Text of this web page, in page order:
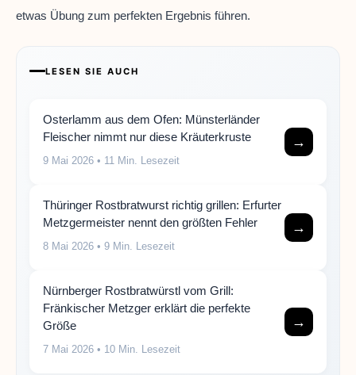
etwas Übung zum perfekten Ergebnis führen.
LESEN SIE AUCH
Osterlamm aus dem Ofen: Münsterländer
Fleischer nimmt nur diese Kräuterkruste
9 Mai 2026 • 11 Min. Lesezeit
→
Thüringer Rostbratwurst richtig grillen: Erfurter
Metzgermeister nennt den größten Fehler
8 Mai 2026 • 9 Min. Lesezeit
→
Nürnberger Rostbratwürstl vom Grill:
Fränkischer Metzger erklärt die perfekte
Größe
7 Mai 2026 • 10 Min. Lesezeit
→